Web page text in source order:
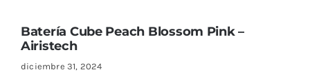
Batería Cube Peach Blossom Pink –
Airistech
diciembre 31, 2024